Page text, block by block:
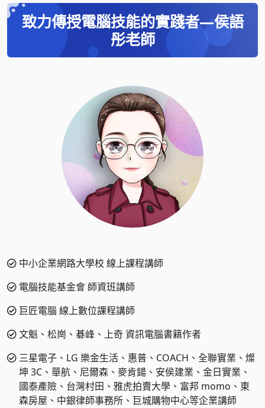
致力傳授電腦技能的實踐者—侯語
彤老師
中小企業網路大學校 線上課程講師
電腦技能基金會 師資班講師
巨匠電腦 線上數位課程講師
文魁、松崗、碁峰、上奇 資訊電腦書籍作者
三星電子、LG 樂金生活、惠普、COACH、全聯實業、燦
坤 3C、華航、尼爾森、麥肯鍚、安侯建業、金日實業、
國泰產險、台灣村田、雅虎拍賣大學、富邦 momo、東
森房屋、中銀律師事務所、巨城購物中心等企業講師